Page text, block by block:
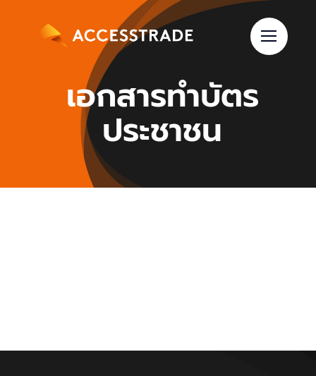
เอกสารทำบัตร
ประชาชน